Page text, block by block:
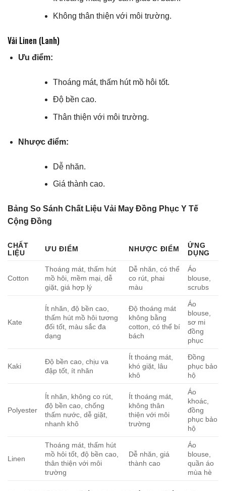
Không thân thiện với môi trường.
Vải Linen (Lanh)
Ưu điểm:
Thoáng mát, thấm hút mồ hôi tốt.
Độ bền cao.
Thân thiện với môi trường.
Nhược điểm:
Dễ nhăn.
Giá thành cao.
Bảng So Sánh Chất Liệu Vải May Đồng Phục Y Tế
Cộng Đồng
CHẤT
LIỆU
ƯU ĐIỂM NHƯỢC ĐIỂM
ỨNG
DỤNG
Cotton
Thoáng mát, thấm hút
mồ hôi, mềm mại, dễ
giặt, giá hợp lý
Dễ nhăn, có thể
co rút, phai
màu
Áo
blouse,
scrubs
Kate
Ít nhăn, độ bền cao,
thấm hút mồ hôi tương
đối tốt, màu sắc đa
dạng
Độ thoáng mát
không bằng
cotton, có thể bí
bách
Áo
blouse,
sơ mi
đồng
phục
Kaki
Độ bền cao, chịu va
đập tốt, ít nhăn
Ít thoáng mát,
khó giặt, lâu
khô
Đồng
phục bảo
hộ
Polyester
Ít nhăn, không co rút,
độ bền cao, chống
thấm nước, dễ giặt,
nhanh khô
Ít thoáng mát,
không thân
thiện với môi
trường
Áo
khoác,
đồng
phục bảo
hộ
Linen
Thoáng mát, thấm hút
mồ hôi tốt, độ bền cao,
thân thiện với môi
trường
Dễ nhăn, giá
thành cao
Áo
blouse,
quần áo
mùa hè